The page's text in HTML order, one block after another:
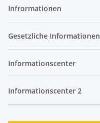
Infrormationen
Gesetzliche Informationen
Informationscenter
Informationscenter 2